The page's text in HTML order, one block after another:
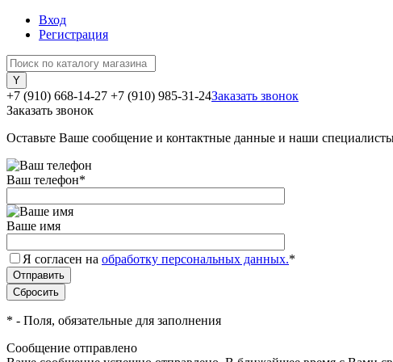
Вход
Регистрация
+7 (910) 668-14-27 +7 (910) 985-31-24Заказать звонок
Заказать звонок
Оставьте Ваше сообщение и контактные данные и наши
Ваш телефон*
Ваше имя
Я согласен на обработку персональных данных.*
* - Поля, обязательные для заполнения
Сообщение отправлено